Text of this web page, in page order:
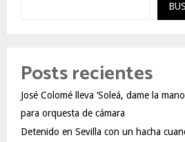
Posts recientes
José Colomé lleva ‘Soleá, dame la
para orquesta de cámara
Detenido en Sevilla con un hacha